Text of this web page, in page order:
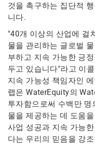
것을 촉구하는 집단적
니다.
"40개 이상의 산업에 걸
물을 관리하는 글로벌
부하고 지속 가능한 긍
두고 있습니다"라고 이
지속 가능성 책임자인
랩은 WaterEquity의
투자함으로써 수백만
물을 제공하는 데 도움
사업 성공과 지속 가능
다는 우리의 믿음을 강